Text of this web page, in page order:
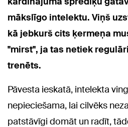
mākslīgo intelektu. Viņš
kā jebkurš cits ķermeņa
"mirst", ja tas netiek
trenēts.
Pāvesta ieskatā, intelekta
nepieciešama, lai cilvēks
patstāvīgi domāt un radīt,